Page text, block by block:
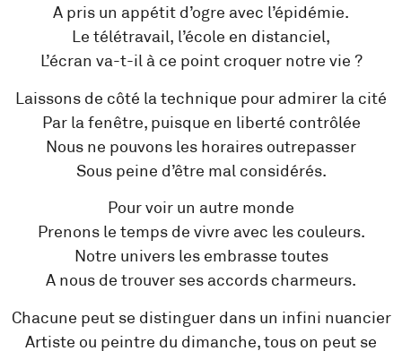
A pris un appétit d’ogre avec l’épidémie.
Le télétravail, l’école en distanciel,
L’écran va-t-il à ce point croquer notre vie ?
Laissons de côté la technique pour admirer la cité
Par la fenêtre, puisque en liberté contrôlée
Nous ne pouvons les horaires outrepasser
Sous peine d’être mal considérés.
Pour voir un autre monde
Prenons le temps de vivre avec les couleurs.
Notre univers les embrasse toutes
A nous de trouver ses accords charmeurs.
Chacune peut se distinguer dans un infini nuancier
Artiste ou peintre du dimanche, tous on peut se